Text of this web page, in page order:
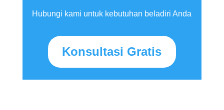
Hubungi kami untuk kebutuhan beladiri Anda
Konsultasi Gratis